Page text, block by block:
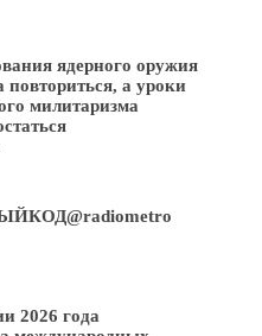
ядерного оружия
повториться, а уроки
милитаризма
2026 года